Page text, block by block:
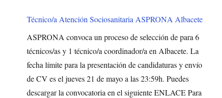
Técnico/a Atención Sociosanitaria ASPRONA Albacete
ASPRONA convoca un proceso de selección de para 6
técnicos/as y 1 técnico/a coordinador/a en Albacete. La
fecha límite para la presentación de candidaturas y envío
de CV es el jueves 21 de mayo a las 23:59h. Puedes
descargar la convocatoria en el siguiente ENLACE Para